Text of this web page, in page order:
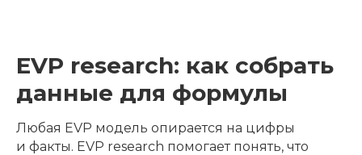
EVP research: как собрать
данные для формулы
Любая EVP модель опирается на цифры
и факты. EVP research помогает понять, что